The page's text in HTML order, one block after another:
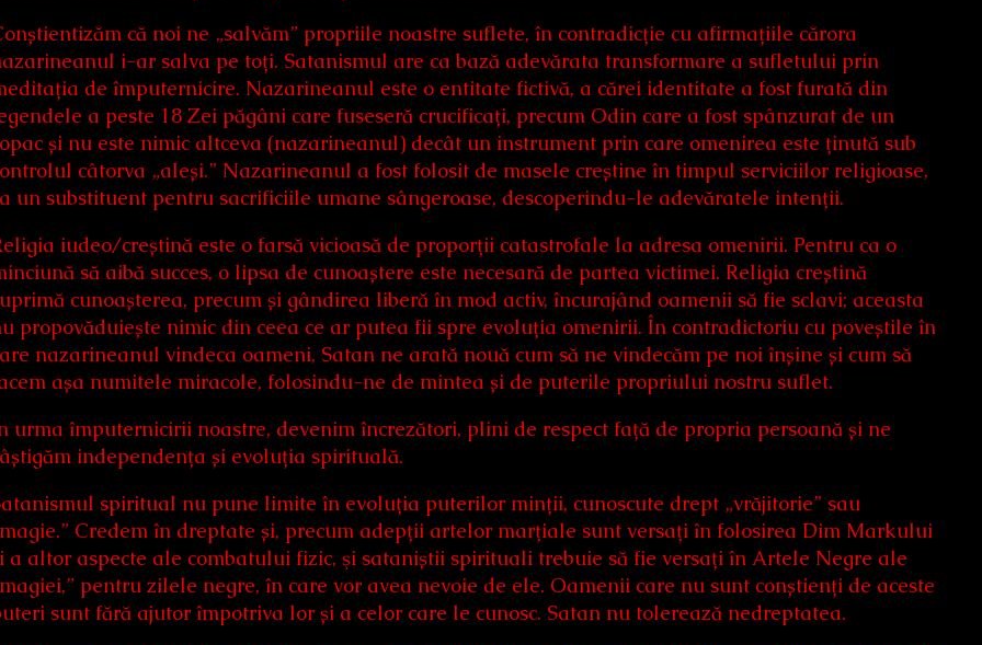
că noi ne „salvăm” propriile noastre suflete, în contradicție cu afirmațiile cărora
i-ar salva pe toți. Satanismul are ca bază adevărata transformare a sufletului prin
de împuternicire. Nazarineanul este o entitate fictivă, a cărei identitate a fost furată din
a peste 18 Zei păgâni care fuseseră crucificați, precum Odin care a fost spânzurat de un
și nu este nimic altceva (nazarineanul) decât un instrument prin care omenirea este ținută sub
câtorva „aleși.” Nazarineanul a fost folosit de masele creștine în timpul serviciilor religioase,
un substituent pentru sacrificiile umane sângeroase, descoperindu-le adevăratele intenții.
iudeo/creștină este o farsă vicioasă de proporții catastrofale la adresa omenirii. Pentru ca o
să aibă succes, o lipsa de cunoaștere este necesară de partea victimei. Religia creștină
cunoașterea, precum și gândirea liberă în mod activ, încurajând oamenii să fie sclavi; aceasta
propovăduiește nimic din ceea ce ar putea fii spre evoluția omenirii. În contradictoriu cu poveștile în
nazarineanul vindeca oameni, Satan ne arată nouă cum să ne vindecăm pe noi înșine și cum să
așa numitele miracole, folosindu-ne de mintea și de puterile propriului nostru suflet.
urma împuternicirii noastre, devenim încrezători, plini de respect față de propria persoană și ne
independența și evoluția spirituală.
spiritual nu pune limite în evoluția puterilor minții, cunoscute drept „vrăjitorie” sau
Credem în dreptate și, precum adepții artelor marțiale sunt versați în folosirea Dim Markului
a altor aspecte ale combatului fizic, şi sataniștii spirituali trebuie să fie versați în Artele Negre ale
pentru zilele negre, în care vor avea nevoie de ele. Oamenii care nu sunt conștienți de aceste
sunt fără ajutor împotriva lor și a celor care le cunosc. Satan nu tolerează nedreptatea.